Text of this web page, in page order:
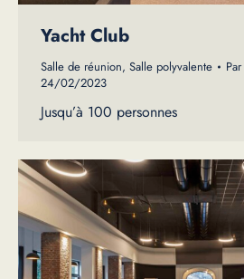
Yacht Club
Salle de réunion, Salle polyvalente Par
24/02/2023
Jusqu’à 100 personnes